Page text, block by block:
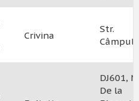
Crivina
Str.
DJ601,
De la